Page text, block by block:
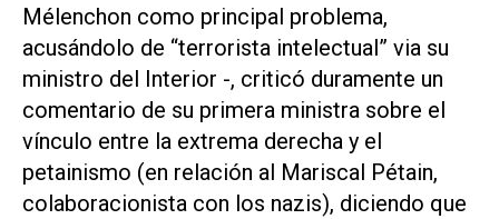
Mélenchon como principal problema,
acusándolo de “terrorista intelectual” via su
ministro del Interior -, criticó duramente un
comentario de su primera ministra sobre el
vínculo entre la extrema derecha y el
petainismo (en relación al Mariscal Pétain,
colaboracionista con los nazis), diciendo que